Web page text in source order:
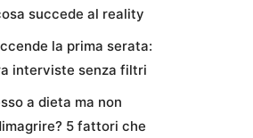
succede al reality
la prima serata:
interviste senza filtri
a dieta ma non
5 fattori che